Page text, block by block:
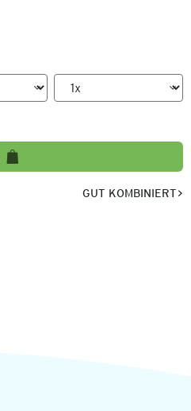
GUT KOMBINIERT